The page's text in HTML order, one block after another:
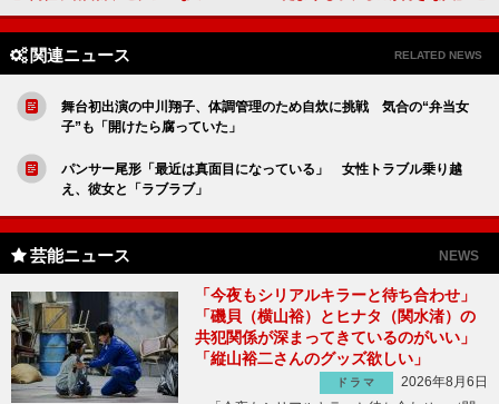
関連ニュース RELATED NEWS
舞台初出演の中川翔子、体調管理のため自炊に挑戦 気合の“弁当女
子”も「開けたら腐っていた」
パンサー尾形「最近は真面目になっている」 女性トラブル乗り越
え、彼女と「ラブラブ」
芸能ニュース NEWS
「今夜もシリアルキラーと待ち合わせ」
「磯貝（横山裕）とヒナタ（関水渚）の
共犯関係が深まってきているのがいい」
「縦山裕二さんのグッズ欲しい」
ドラマ
2026年8月6日